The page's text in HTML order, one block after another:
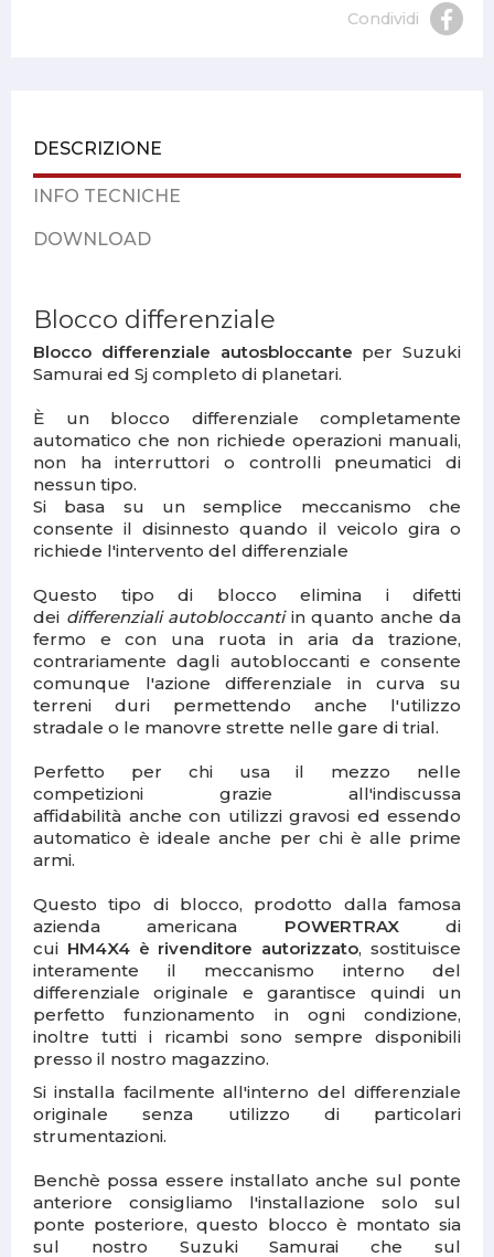
Condividi
DESCRIZIONE
INFO TECNICHE
DOWNLOAD
Blocco differenziale
Blocco differenziale autosbloccante per Suzuki
Samurai ed Sj completo di planetari.
È un blocco differenziale completamente
automatico che non richiede operazioni manuali,
non ha interruttori o controlli pneumatici di
nessun tipo.
Si basa su un semplice meccanismo che
consente il disinnesto quando il veicolo gira o
richiede l'intervento del differenziale
Questo tipo di blocco elimina i difetti
dei differenziali autobloccantiin quanto anche da
fermo e con una ruota in aria da trazione,
contrariamente dagli autobloccanti e consente
comunque l'azione differenziale in curva su
terreni duri permettendo anche l'utilizzo
stradale o le manovre strette nelle gare di trial.
Perfetto per chi usa il mezzo nelle
competizioni grazie all'indiscussa
affidabilità anche con utilizzi gravosi ed essendo
automatico è ideale anche per chi è alle prime
armi.
Questo tipo di blocco, prodotto dalla famosa
azienda americana POWERTRAXdi
cui HM4X4 è rivenditore autorizzato, sostituisce
interamente il meccanismo interno del
differenziale originale e garantisce quindi un
perfetto funzionamento in ogni condizione,
inoltre tutti i ricambi sono sempre disponibili
presso il nostro magazzino.
Si installa facilmente all'interno del differenziale
originale senza utilizzo di particolari
strumentazioni.
Benchè possa essere installato anche sul ponte
anteriore consigliamo l'installazione solo sul
ponte posteriore, questo blocco è montato sia
sul nostro Suzuki Samurai che sul